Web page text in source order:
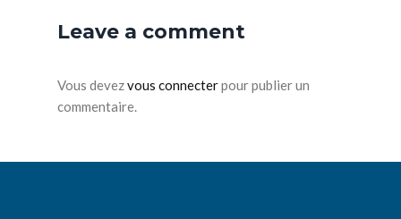
Leave a comment
Vous devezvous connecterpour publier un
commentaire.